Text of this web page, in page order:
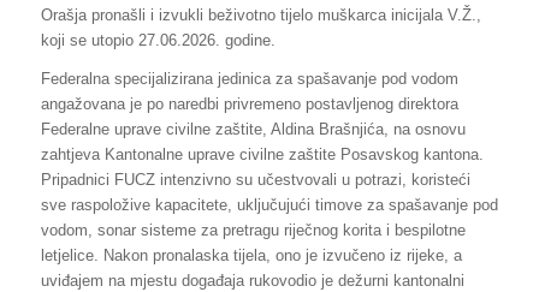
Orašja pronašli i izvukli beživotno tijelo muškarca inicijala V.Ž.,
koji se utopio 27.06.2026. godine.
Federalna specijalizirana jedinica za spašavanje pod vodom
angažovana je po naredbi privremeno postavljenog direktora
Federalne uprave civilne zaštite, Aldina Brašnjića, na osnovu
zahtjeva Kantonalne uprave civilne zaštite Posavskog kantona.
Pripadnici FUCZ intenzivno su učestvovali u potrazi, koristeći
sve raspoložive kapacitete, uključujući timove za spašavanje pod
vodom, sonar sisteme za pretragu riječnog korita i bespilotne
letjelice. Nakon pronalaska tijela, ono je izvučeno iz rijeke, a
uviđajem na mjestu događaja rukovodio je dežurni kantonalni